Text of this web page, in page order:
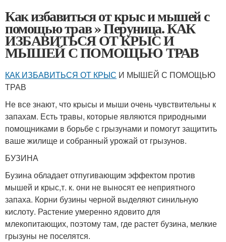
Как избавиться от крыс и мышей с
помощью трав » Перуница. КАК
ИЗБАВИТЬСЯ ОТ КРЫС И
МЫШЕЙ С ПОМОЩЬЮ ТРАВ
КАК ИЗБАВИТЬСЯ ОТ КРЫС И МЫШЕЙ С ПОМОЩЬЮ
ТРАВ
Не все знают, что крысы и мыши очень чувствительны к
запахам. Есть травы, которые являются природными
помощниками в борьбе с грызунами и помогут защитить
ваше жилище и собранный урожай от грызунов.
БУЗИНА
Бузина обладает отпугивающим эффектом против
мышей и крыс,т. к. они не выносят ее неприятного
запаха. Корни бузины черной выделяют синильную
кислоту. Растение умеренно ядовито для
млекопитающих, поэтому там, где растет бузина, мелкие
грызуны не поселятся.